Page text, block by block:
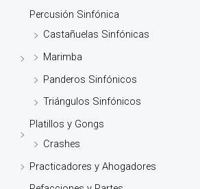
Percusión Sinfónica
Castañuelas Sinfónicas
Marimba
Panderos Sinfónicos
Triángulos Sinfónicos
Platillos y Gongs
Crashes
Practicadores y Ahogadores